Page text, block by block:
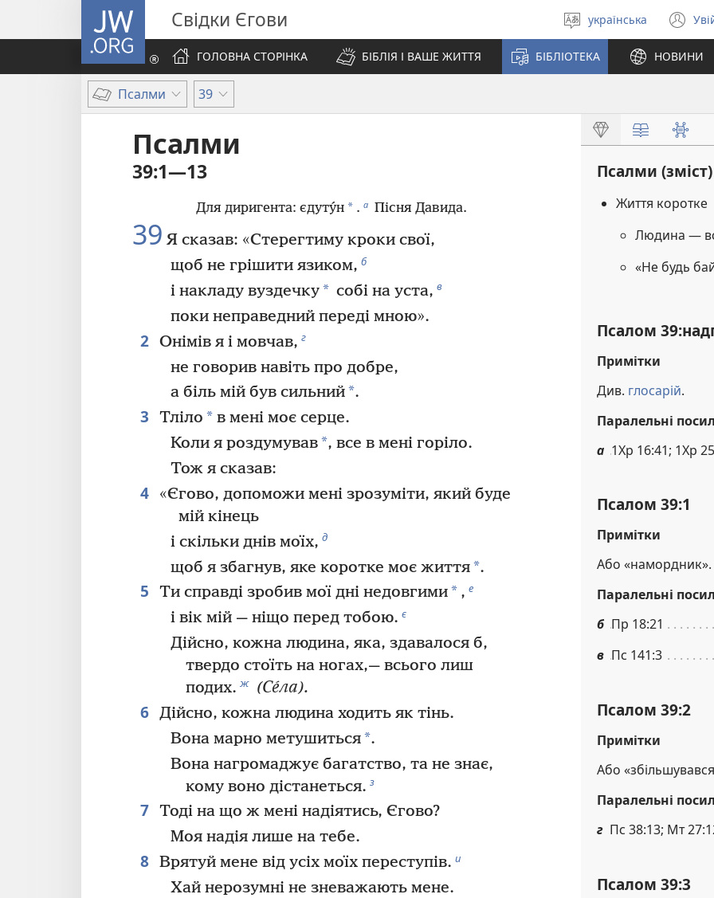
JW.ORG Свідки Єгови
Вибрати
мову
українська
у
ГОЛОВНА СТОРІНКА
БІБЛІЯ І ВАШЕ ЖИТТЯ БІБЛІОТЕКА НОВИНИ
Псалми 39
Псалми
39:1—13
Для диригента: єдуту́н * . а Пісня Давида.
39 Я сказав: «Стерегтиму кроки свої,
щоб не грішити язиком, б
і накладу вуздечку* собі на уста, в
поки неправедний переді мною».
2 Онімів я і мовчав, г
не говорив навіть про добре,
а біль мій був сильний*.
3 Тліло *в мені моє серце.
Коли я роздумував*, все в мені горіло.
Тож я сказав:
4
«Єгово, допоможи мені зрозуміти, який буде
мій кінець
і скільки днів моїх, д
щоб я збагнув, яке коротке моє життя*.
5 Ти справді зробив мої дні недовгими* , е
і вік мій — ніщо перед тобою. є
Дійсно, кожна людина, яка, здавалося б,
твердо стоїть на ногах,— всього лиш
подих. ж (Се́ла).
6 Дійсно, кожна людина ходить як тінь.
Вона марно метушиться*.
Вона нагромаджує багатство, та не знає,
кому воно дістанеться. з
7 Тоді на що ж мені надіятись, Єгово?
Моя надія лише на тебе.
8 Врятуй мене від усіх моїх переступів. и
Хай нерозумні не зневажають мене.
Псалми (зміст)
Життя коротке
Людина —
«Не будь
Псалом
Примітки
Див. глосарій.
Паралельні
а 1Хр 16:41; 1Хр
Псалом 39:1
Примітки
Або «намордник».
Паралельні
б Пр 18:21
в Пс 141:3
Псалом 39:2
Примітки
Або
Паралельні
г Пс 38:13; Мт
Псалом 39:3